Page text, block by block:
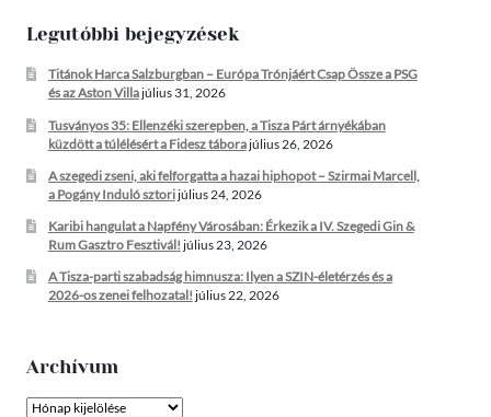
Legutóbbi bejegyzések
Titánok Harca Salzburgban – Európa Trónjáért Csap Össze a PSG
és az Aston Villajúlius 31, 2026
Tusványos 35: Ellenzéki szerepben, a Tisza Párt árnyékában
küzdött a túlélésért a Fidesz táborajúlius 26, 2026
A szegedi zseni, aki felforgatta a hazai hiphopot – Szirmai Marcell,
a Pogány Induló sztorijúlius 24, 2026
Karibi hangulat a Napfény Városában: Érkezik a IV. Szegedi Gin &
Rum Gasztro Fesztivál! július 23, 2026
A Tisza-parti szabadság himnusza: Ilyen a SZIN-életérzés és a
2026-os zenei felhozatal! július 22, 2026
Archívum
Archívum